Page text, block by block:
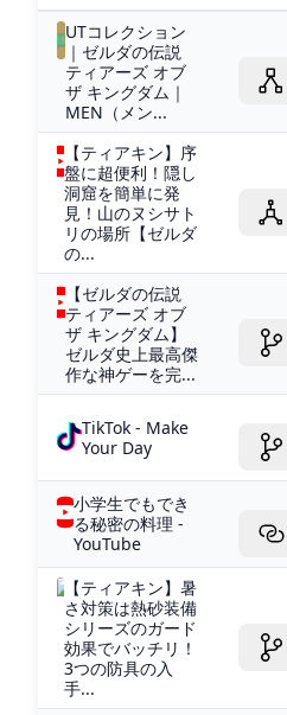
UTコレクション
｜ゼルダの伝説
ティアーズ オブ
ザ キングダム｜
MEN（メン...
【ティアキン】序
盤に超便利！隠し
洞窟を簡単に発
見！山のヌシサト
リの場所【ゼルダ
の...
【ゼルダの伝説
ティアーズ オブ
ザ キングダム】
ゼルダ史上最高傑
作な神ゲーを完...
TikTok - Make
Your Day
小学生でもでき
る秘密の料理 -
YouTube
【ティアキン】暑
さ対策は熱砂装備
シリーズのガード
効果でバッチリ！
3つの防具の入
手...